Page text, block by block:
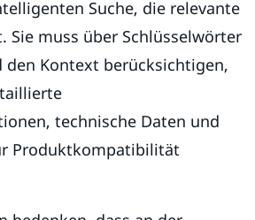
Suche, die relevante
Sie muss über Schlüsselwörter
den Kontext berücksichtigen,
technische Daten und
Produktkompatibilität